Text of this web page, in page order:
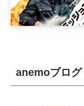
anemoブログ